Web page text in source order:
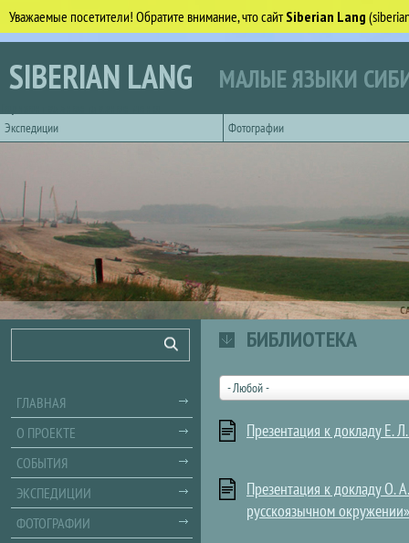
Уважаемые посетители! Обратите внимание, что сайтSiberian Lang
Перейти к основному содержанию
SIBERIAN LANG МАЛЫЕ ЯЗЫКИ
Экспедиции
Фотографии
БИБЛИОТЕКА
- Любой -
Презентация к докладу Е.
Презентация к докладу О.
русскоязычном окружении»
Поиск
ГЛАВНАЯ
О ПРОЕКТЕ
СОБЫТИЯ
ЭКСПЕДИЦИИ
ФОТОГРАФИИ